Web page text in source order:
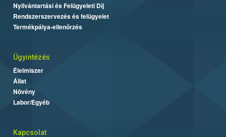
Nyilvántartási és Felügyeleti Díj
Rendszerszervezés és felügyelet
Termékpálya-ellenőrzés
Ügyintézés
Élelmiszer
Állat
Növény
Labor/Egyéb
Kapcsolat